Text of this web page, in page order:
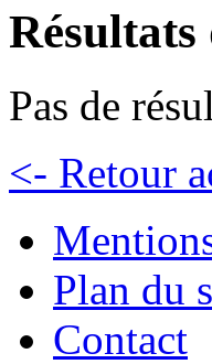
Résultats
Pas de
<- Retour
Plan du
Contact